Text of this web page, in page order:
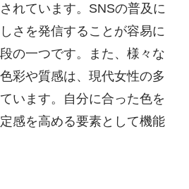
れています。SNSの普及に
さを発信することが容易に
の一つです。また、様々な
彩や質感は、現代女性の多
います。自分に合った色を
感を高める要素として機能